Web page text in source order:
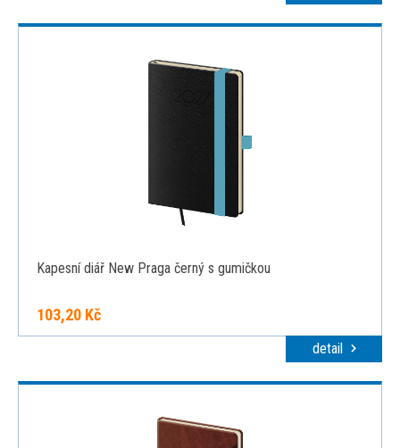
Kapesní diář New Praga černý s gumičkou
103,20 Kč
detail